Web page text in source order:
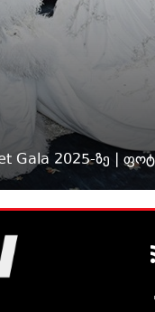
Gala 2025-ზე |